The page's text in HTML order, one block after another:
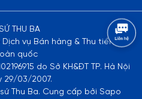
THU BA
Dịch vụ Bán hàng & Thu tiền tại
quốc
do Sở KH&ĐT TP. Hà Nội
29/03/2007.
Thu Ba. Cung cấp bởi Sapo